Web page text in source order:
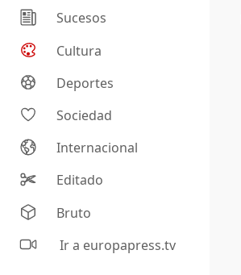
Sucesos
Cultura
Deportes
Sociedad
Internacional
Editado
Bruto
Ir a europapress.tv